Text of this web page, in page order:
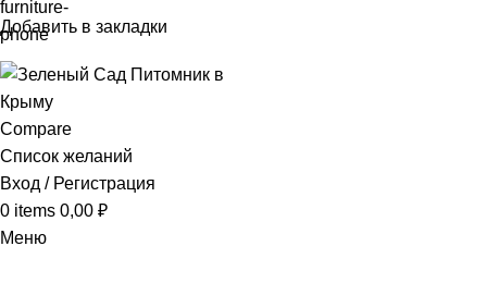
Добавить в закладки
Compare
Список желаний
Вход / Регистрация
0 items 0,00 ₽
Меню